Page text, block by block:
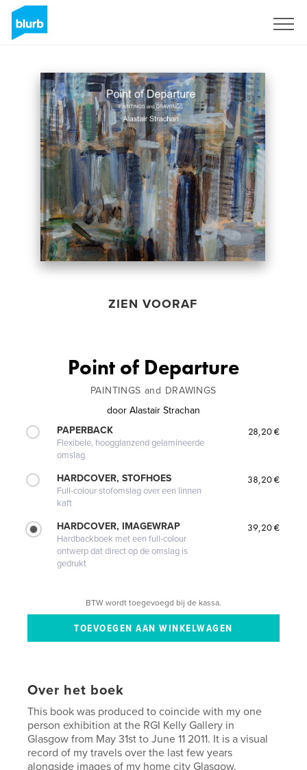
ZIEN VOORAF
Point of Departure
PAINTINGS and DRAWINGS
door Alastair Strachan
PAPERBACK
Flexibele, hoogglanzend gelamineerde
omslag
28,20 €
HARDCOVER, STOFHOES
Full-colour stofomslag over een linnen
kaft
38,20 €
HARDCOVER, IMAGEWRAP
Hardbackboek met een full-colour
ontwerp dat direct op de omslag is
gedrukt
39,20 €
BTW wordt toegevoegd bij de kassa.
Over het boek
This book was produced to coincide with my one
person exhibition at the RGI Kelly Gallery in
Glasgow from May 31st to June 11 2011. It is a visual
record of my travels over the last few years
alongside images of my home city Glasgow.